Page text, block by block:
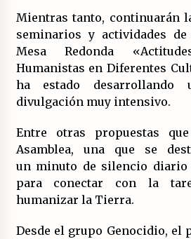
Mientras tanto, continuarán
seminarios y actividades
Mesa Redonda
Humanistas en Diferentes
ha estado desarrollando
divulgación muy intensivo.
Entre otras propuestas
Asamblea, una que se
un minuto de silencio
para conectar con la
humanizar la Tierra.
Desde el grupo Genocidio, el